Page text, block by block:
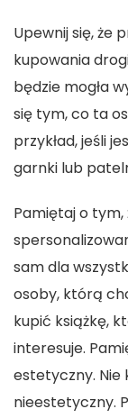
Upewnij się, że
kupowania
będzie mogła
się tym, co ta
przykład, jeśli
garnki lub
Pamiętaj o
sam dla
osoby, którą
kupić książkę,
interesuje.
estetyczny. Nie
nieestetyczny.